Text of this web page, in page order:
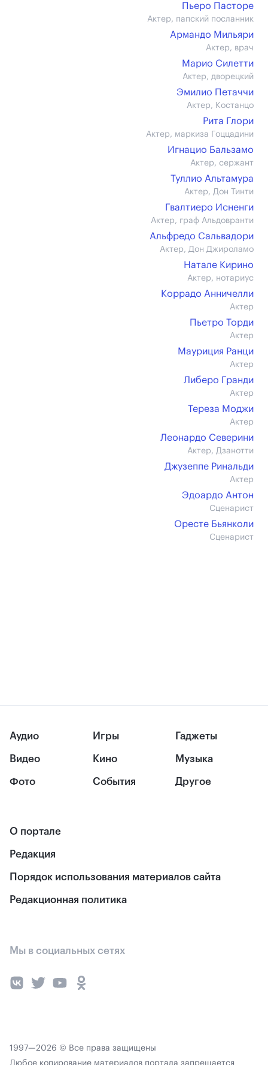
Пьеро Пасторе
Актер, папский посланник
Армандо Мильяри
Актер, врач
Марио Силетти
Актер, дворецкий
Эмилио Петаччи
Актер, Костанцо
Рита Глори
Актер, маркиза Гоццадини
Игнацио Бальзамо
Актер, сержант
Туллио Альтамура
Актер, Дон Тинти
Гвалтиеро Исненги
Актер, граф Альдовранти
Альфредо Сальвадори
Актер, Дон Джироламо
Натале Кирино
Актер, нотариус
Коррадо Анничелли
Актер
Пьетро Торди
Актер
Мауриция Ранци
Актер
Либеро Гранди
Актер
Тереза Моджи
Актер
Леонардо Северини
Актер, Дзанотти
Джузеппе Ринальди
Актер
Эдоардо Антон
Сценарист
Оресте Бьянколи
Сценарист
Аудио
Видео
Фото
Игры
Кино
События
Гаджеты
Музыка
Другое
О портале
Редакция
Порядок использования материалов сайта
Редакционная политика
Мы в социальных сетях
1997—2026 © Все права защищены
Любое копирование материалов портала запрещается